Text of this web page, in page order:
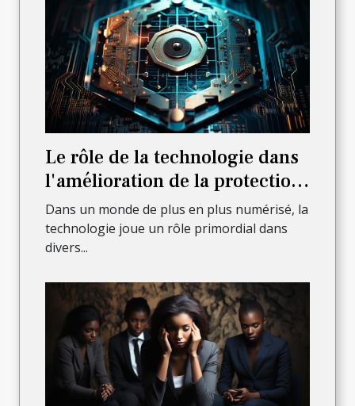
Le rôle de la technologie dans
l'amélioration de la protection
juridique
Dans un monde de plus en plus numérisé, la
technologie joue un rôle primordial dans
divers...